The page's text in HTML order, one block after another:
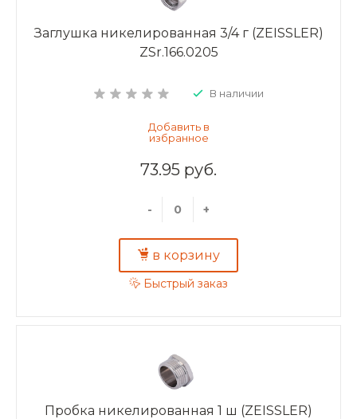
Заглушка никелированная 3/4 г (ZEISSLER)
ZSr.166.0205
В наличии
73.95 руб.
- +
в корзину
Быстрый заказ
Пробка никелированная 1 ш (ZEISSLER)